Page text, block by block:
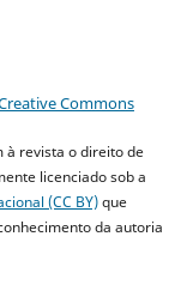
Commons
à revista o direito de
licenciado sob a
(CC BY)que
da autoria